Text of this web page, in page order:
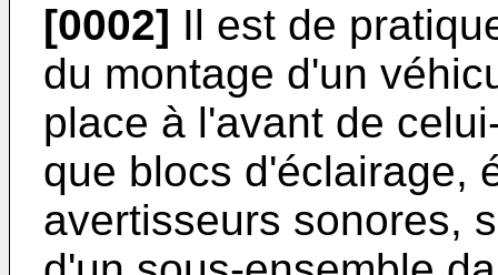
[0002] Il est de
du montage d'un
place à l'avant de
que blocs d'éclairage,
avertisseurs sonores,